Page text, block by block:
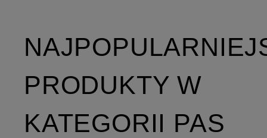
PRODUKTY W
KATEGORII PAS